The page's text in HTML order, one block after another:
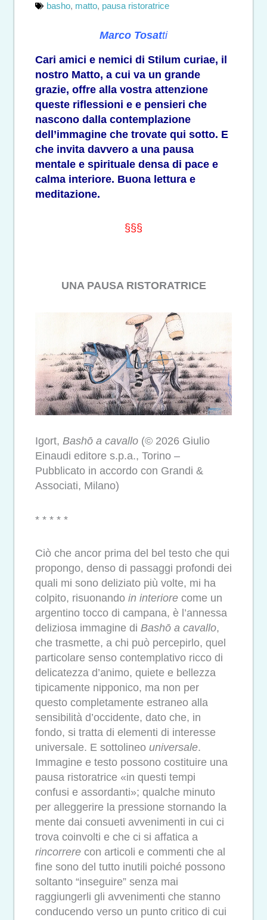
basho, matto, pausa ristoratrice
Marco Tosatti
Cari amici e nemici di Stilum curiae, il
nostro Matto, a cui va un grande
grazie, offre alla vostra attenzione
queste riflessioni e e pensieri che
nascono dalla contemplazione
dell’immagine che trovate qui sotto. E
che invita davvero a una pausa
mentale e spirituale densa di pace e
calma interiore. Buona lettura e
meditazione.
§§§
UNA PAUSA RISTORATRICE
Igort, Bashō a cavallo (© 2026 Giulio
Einaudi editore s.p.a., Torino –
Pubblicato in accordo con Grandi &
Associati, Milano)
* * * * *
Ciò che ancor prima del bel testo che qui
propongo, denso di passaggi profondi dei
quali mi sono deliziato più volte, mi ha
colpito, risuonando in interiore come un
argentino tocco di campana, è l’annessa
deliziosa immagine di Bashō a cavallo,
che trasmette, a chi può percepirlo, quel
particolare senso contemplativo ricco di
delicatezza d’animo, quiete e bellezza
tipicamente nipponico, ma non per
questo completamente estraneo alla
sensibilità d’occidente, dato che, in
fondo, si tratta di elementi di interesse
universale. E sottolineo universale.
Immagine e testo possono costituire una
pausa ristoratrice «in questi tempi
confusi e assordanti»; qualche minuto
per alleggerire la pressione stornando la
mente dai consueti avvenimenti in cui ci
trova coinvolti e che ci si affatica a
rincorrere con articoli e commenti che al
fine sono del tutto inutili poiché possono
soltanto “inseguire” senza mai
raggiungerli gli avvenimenti che stanno
conducendo verso un punto critico di cui